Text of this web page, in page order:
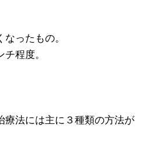
ったもの。
程度。
療法には主に３種類の方法が